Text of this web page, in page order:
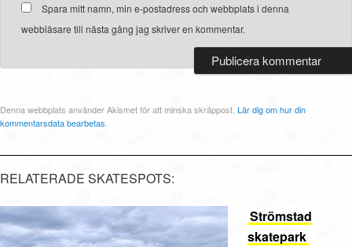
Spara mitt namn, min e-postadress och webbplats i denna
webbläsare till nästa gång jag skriver en kommentar.
Denna webbplats använder Akismet för att minska skräppost. Lär dig om hur din
kommentarsdata bearbetas.
RELATERADE SKATESPOTS:
Strömstad
skatepark